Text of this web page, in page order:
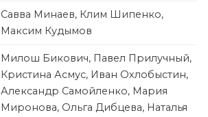
Савва Минаев, Клим Шипенко,
Максим Кудымов
Милош Бикович, Павел Прилучный,
Кристина Асмус, Иван Охлобыстин,
Александр Самойленко, Мария
Миронова, Ольга Дибцева, Наталья